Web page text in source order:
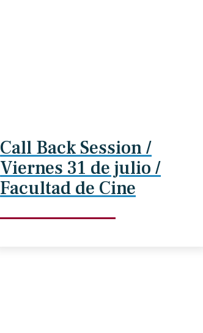
Call Back Session /
Viernes 31 de julio /
Facultad de Cine